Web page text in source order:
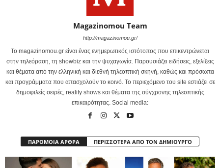
Magazinomou Team
http://magazinomou.gr/
Το magazinomou.gr είναι ένας ενημερωτικός ιστότοπος που επικεντρώνεται
στην τηλεόραση, τη showbiz και την ψυχαγωγία. Παρουσιάζει ειδήσεις, εξελίξεις
και θέματα από την ελληνική και διεθνή τηλεοπτική σκηνή, καθώς και πρόσωπα
και προγράμματα που απασχολούν το κοινό. Το περιεχόμενο του site εστιάζει σε
δημοφιλείς σειρές, reality shows και θέματα της σύγχρονης τηλεοπτικής
επικαιρότητας. Social media:
ΠΑΡΟΜΟΙΑ ΑΡΘΡΑ ΠΕΡΙΣΣΟΤΕΡΑ ΑΠΟ ΤΟΝ ΔΗΜΙΟΥΡΓΟ